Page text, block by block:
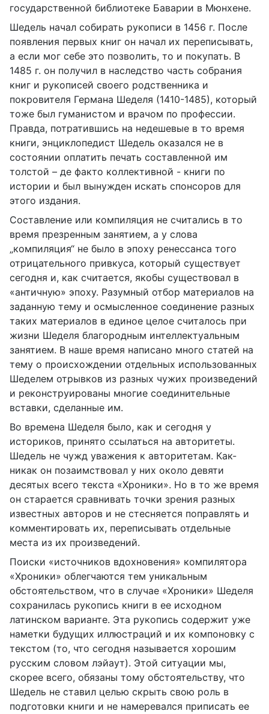
государственной библиотеке Баварии в Мюнхене.
Шедель начал собирать рукописи в 1456 г. После
появления первых книг он начал их переписывать,
а если мог себе это позволить, то и покупать. В
1485 г. он получил в наследство часть собрания
книг и рукописей своего родственника и
покровителя Германа Шеделя (1410-1485), который
тоже был гуманистом и врачом по профессии.
Правда, потратившись на недешевые в то время
книги, энциклопедист Шедель оказался не в
состоянии оплатить печать составленной им
толстой – де факто коллективной - книги по
истории и был вынужден искать спонсоров для
этого издания.
Составление или компиляция не считались в то
время презренным занятием, а у слова
„компиляция“ не было в эпоху ренессанса того
отрицательного привкуса, который существует
сегодня и, как считается, якобы существовал в
«античную» эпоху. Разумный отбор материалов на
заданную тему и осмысленное соединение разных
таких материалов в единое целое считалось при
жизни Шеделя благородным интеллектуальным
занятием. В наше время написано много статей на
тему о происхождении отдельных использованных
Шеделем отрывков из разных чужих произведений
и реконструированы многие соединительные
вставки, сделанные им.
Во времена Шеделя было, как и сегодня у
историков, принято ссылаться на авторитеты.
Шедель не чужд уважения к авторитетам. Как-
никак он позаимствовал у них около девяти
десятых всего текста «Хроники». Но в то же время
он старается сравнивать точки зрения разных
известных авторов и не стесняется поправлять и
комментировать их, переписывать отдельные
места из их произведений.
Поиски «источников вдохновения» компилятора
«Хроники» облегчаются тем уникальным
обстоятельством, что в случае «Хроники» Шеделя
сохранилась рукопись книги в ее исходном
латинском варианте. Эта рукопись содержит уже
наметки будущих иллюстраций и их компоновку с
текстом (то, что сегодня называется хорошим
русским словом лэйаут). Этой ситуации мы,
скорее всего, обязаны тому обстоятельству, что
Шедель не ставил целью скрыть свою роль в
подготовки книги и не намеревался приписать ее